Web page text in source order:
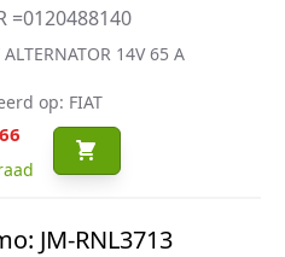
=0120488140
ALTERNATOR 14V 65 A
op: FIAT
66
JM-RNL3713